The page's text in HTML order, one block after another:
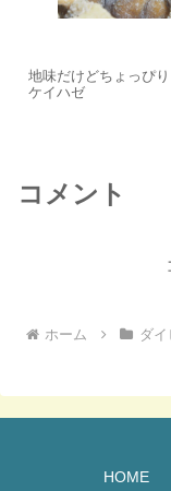
地味だけどちょっぴ
ケイハゼ
コメント
ホーム ダ
HOME